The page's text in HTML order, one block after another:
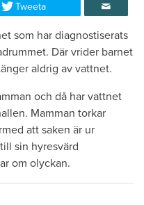
Tweeta
som har diagnostiserats
Där vrider barnet
aldrig av vattnet.
och då har vattnet
Mamman torkar
att saken är ur
sin hyresvärd
om olyckan.